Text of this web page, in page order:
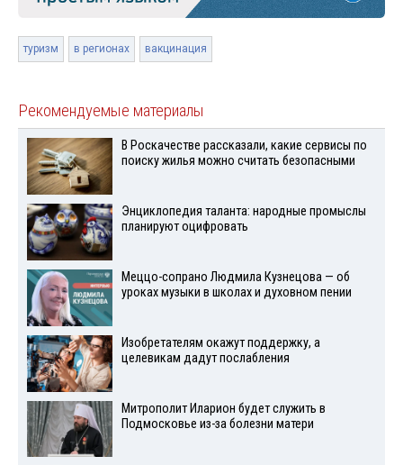
туризм в регионах вакцинация
Рекомендуемые материалы
В Роскачестве рассказали, какие сервисы по
поиску жилья можно считать безопасными
Энциклопедия таланта: народные промыслы
планируют оцифровать
Меццо-сопрано Людмила Кузнецова — об
уроках музыки в школах и духовном пении
Изобретателям окажут поддержку, а
целевикам дадут послабления
Митрополит Иларион будет служить в
Подмосковье из-за болезни матери